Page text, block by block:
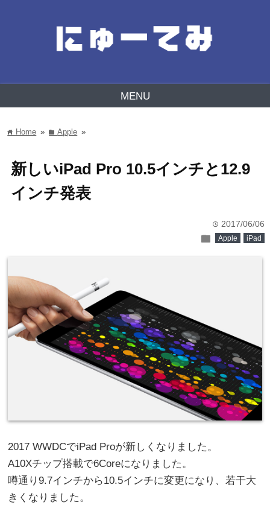
MENU
home Home » folderApple »
新しいiPad Pro 10.5インチと12.9
インチ発表
time 2017/06/06
folder Apple iPad
2017 WWDCでiPad Proが新しくなりました。
A10Xチップ搭載で6Coreになりました。
噂通り9.7インチから10.5インチに変更になり、若干大
きくなりました。